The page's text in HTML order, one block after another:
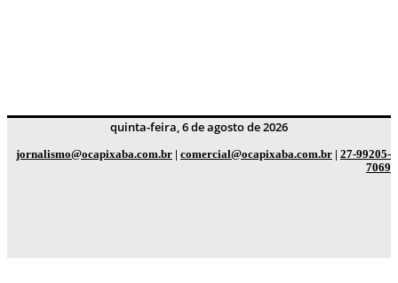
quinta-feira, 6 de agosto de 2026
jornalismo@ocapixaba.com.br | comercial@ocapixaba.com.br | 27-99205-
7069